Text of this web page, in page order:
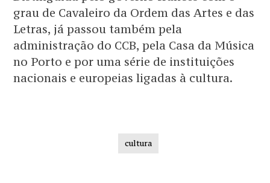
grau de Cavaleiro da Ordem das Artes e das
Letras, já passou também pela
administração do CCB, pela Casa da Música
no Porto e por uma série de instituições
nacionais e europeias ligadas à cultura.
cultura